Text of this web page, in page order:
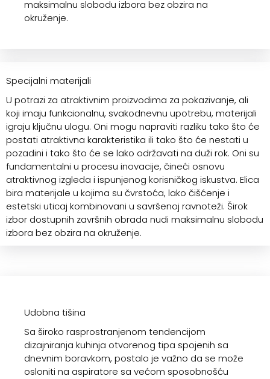
maksimalnu slobodu izbora bez obzira na
okruženje.
Specijalni materijali
U potrazi za atraktivnim proizvodima za pokazivanje, ali
koji imaju funkcionalnu, svakodnevnu upotrebu, materijali
igraju ključnu ulogu. Oni mogu napraviti razliku tako što će
postati atraktivna karakteristika ili tako što će nestati u
pozadini i tako što će se lako održavati na duži rok. Oni su
fundamentalni u procesu inovacije, čineći osnovu
atraktivnog izgleda i ispunjenog korisničkog iskustva. Elica
bira materijale u kojima su čvrstoća, lako čišćenje i
estetski uticaj kombinovani u savršenoj ravnoteži. Širok
izbor dostupnih završnih obrada nudi maksimalnu slobodu
izbora bez obzira na okruženje.
Udobna tišina
Sa široko rasprostranjenom tendencijom
dizajniranja kuhinja otvorenog tipa spojenih sa
dnevnim boravkom, postalo je važno da se može
osloniti na aspiratore sa većom sposobnošću